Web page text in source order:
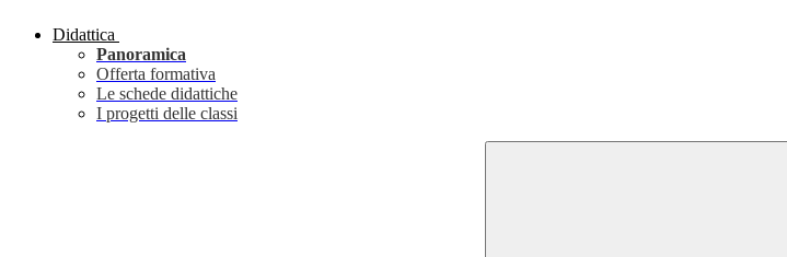
Didattica
Panoramica
Offerta formativa
Le schede didattiche
I progetti delle classi